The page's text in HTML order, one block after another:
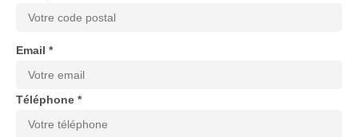
Email *
Téléphone *